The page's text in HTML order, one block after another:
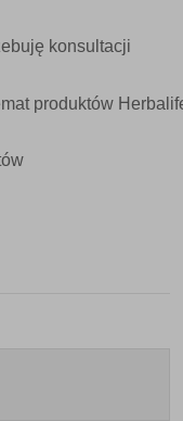
konsultacji
produktów